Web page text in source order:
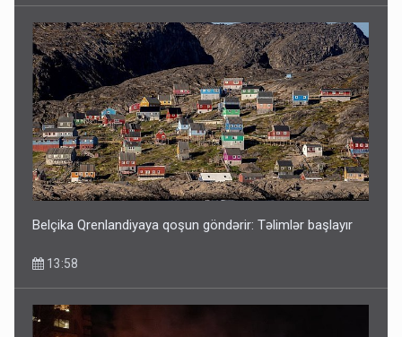
Belçika Qrenlandiyaya qoşun göndərir: Təlimlər başlayır
13:58